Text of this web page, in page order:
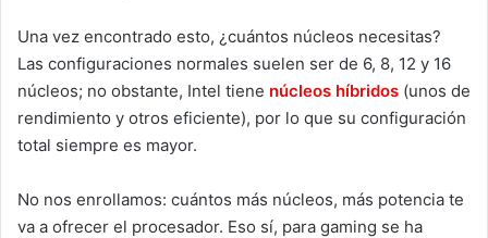
Una vez encontrado esto, ¿cuántos núcleos necesitas?
Las configuraciones normales suelen ser de 6, 8, 12 y 16
núcleos; no obstante, Intel tiene núcleos híbridos (unos de
rendimiento y otros eficiente), por lo que su configuración
total siempre es mayor.
No nos enrollamos: cuántos más núcleos, más potencia te
va a ofrecer el procesador. Eso sí, para gaming se ha